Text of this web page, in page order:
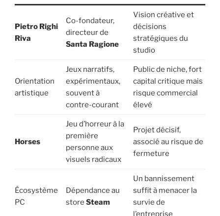
Pietro Righi
Riva
Co-fondateur,
directeur de
Santa Ragione
Vision créative et
décisions
stratégiques du
studio
Orientation
artistique
Jeux narratifs,
expérimentaux,
souvent à
contre-courant
Public de niche, fort
capital critique mais
risque commercial
élevé
Horses
Jeu d’horreur à la
première
personne aux
visuels radicaux
Projet décisif,
associé au risque de
fermeture
Écosystème
PC
Dépendance au
store Steam
Un bannissement
suffit à menacer la
survie de
l’entreprise